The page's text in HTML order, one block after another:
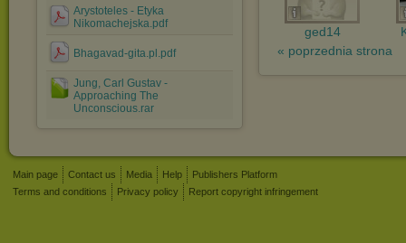
Arystoteles - Etyka
Nikomachejska.pdf
Bhagavad-gita.pl.pdf
Jung, Carl Gustav -
Approaching The
Unconscious.rar
ged14
« poprzednia strona
Main page Contact us Media Help
Publishers Platform
Terms and conditions
Privacy policy Report copyright infringement